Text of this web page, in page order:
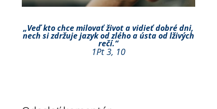
„Veď kto chce milovať život a vidieť dobré dni,
nech si zdržuje jazyk od zlého a ústa od lživých
rečí.“
1Pt 3, 10